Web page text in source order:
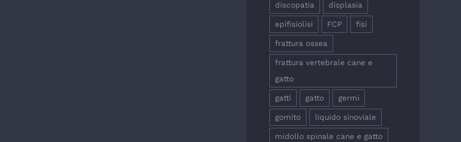
discopatia displasia
epifisiolisi FCP fisi
frattura ossea
frattura vertebrale cane e
gatto
gatti gatto germi
gomito liquido sinoviale
midollo spinale cane e gatto